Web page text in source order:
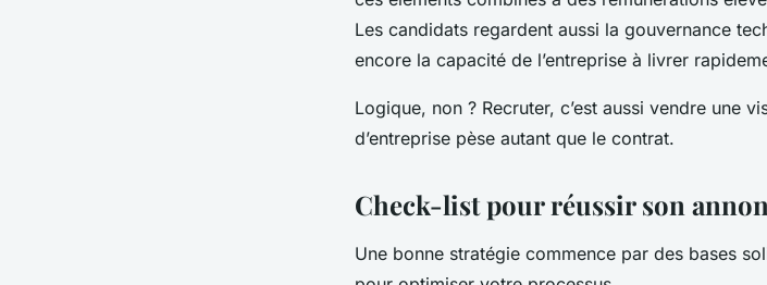
Les candidats regardent aussi la gouvernance
encore la capacité de l’entreprise à livrer
Logique, non ? Recruter, c’est aussi vendre une
d’entreprise pèse autant que le contrat.
Check-list pour réussir son
Une bonne stratégie commence par des bases